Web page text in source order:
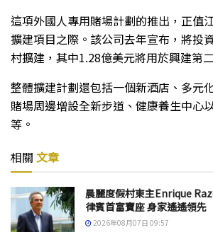
這項外國人專用賭場計劃的推出，正值
擴建項目之際。該公司去年宣布，將投
村擴建，其中1.28億美元將用於興建第
整體擴建計劃還包括一個新酒店、多元
賭場周邊增設全新步道、健康養生中心
等。
相關 文章
晨麗度假村東主Enrique
律賓首富寶座 身家遙遙領先
2026年08月07日 09:57